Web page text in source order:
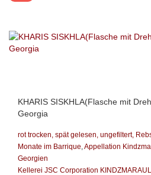
KHARIS SISKHLA(Flasche mit
Georgia
rot trocken, spät gelesen, ungefiltert,
Monate im Barrique Appellation
Georgien
Kellerei JSC Corporation